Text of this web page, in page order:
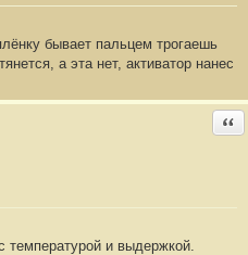
бывает пальцем трогаешь
а эта нет, активатор нанес
температурой и выдержкой.